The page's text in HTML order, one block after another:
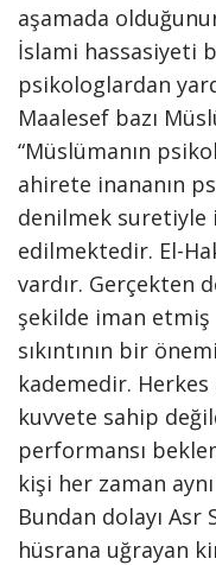
aşamada
İslami hassasiyeti
psikologlardan
Maalesef bazı
“Müslümanın
ahirete inananın
denilmek suretiyle
edilmektedir. El-
vardır. Gerçekten
şekilde iman
sıkıntının bir
kademedir. Herkes
kuvvete sahip
performansı
kişi her zaman
Bundan dolayı Asr
hüsrana uğrayan